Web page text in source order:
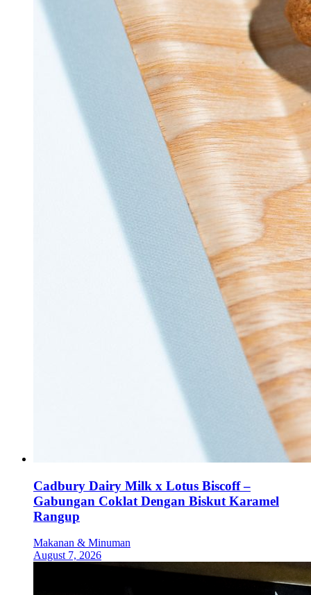
Cadbury Dairy Milk x Lotus Biscoff –
Gabungan Coklat Dengan Biskut Karamel
Rangup
Makanan & Minuman
August 7, 2026